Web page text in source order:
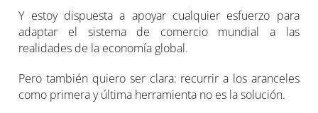
Y estoy dispuesta a apoyar cualquier esfuerzo para
adaptar el sistema de comercio mundial a las
realidades de la economía global.
Pero también quiero ser clara: recurrir a los aranceles
como primera y última herramienta no es la solución.